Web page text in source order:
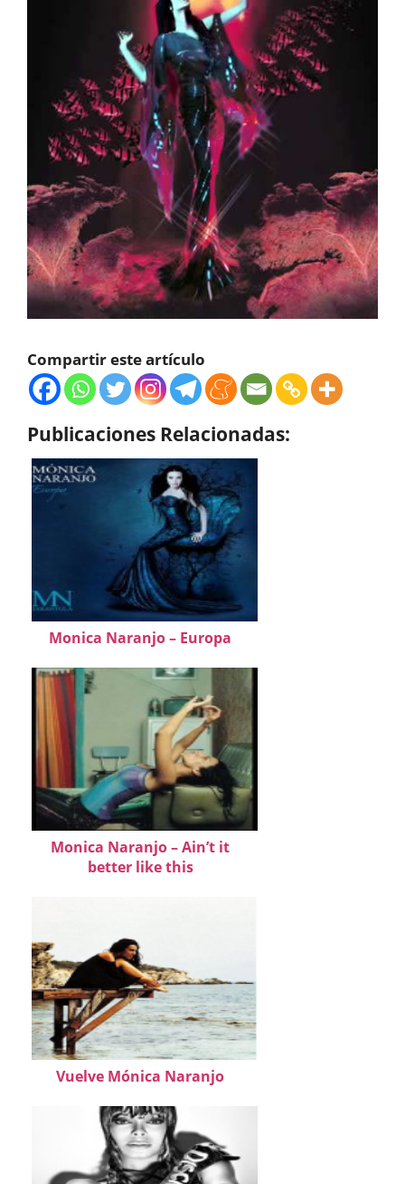
Compartir este artículo
Publicaciones Relacionadas:
Monica Naranjo – Europa
Monica Naranjo – Ain’t it
better like this
Vuelve Mónica Naranjo